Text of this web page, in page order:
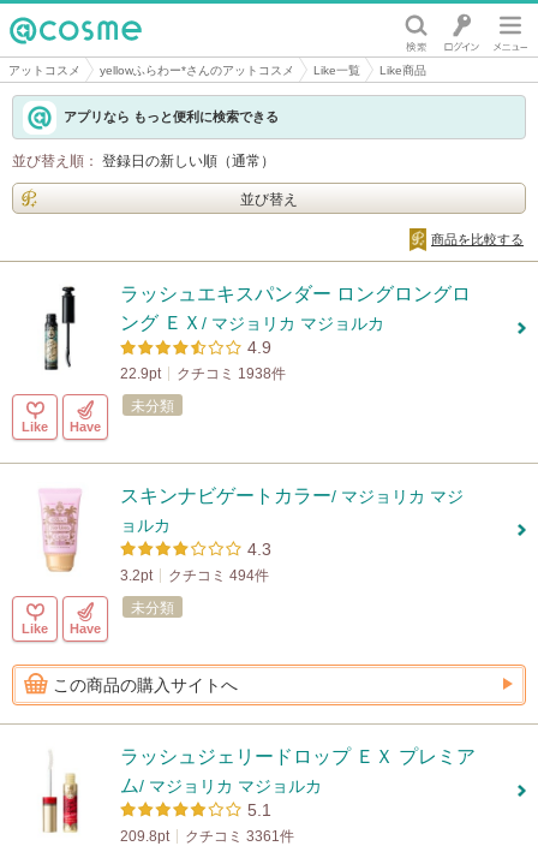
@cosme
アットコスメ yellowふらわー*さんのアットコスメ Like一覧 Like商品
アプリなら もっと便利に検索できる
並び替え順： 登録日の新しい順（通常）
並び替え
商品を比較する
ラッシュエキスパンダー ロングロングロ
ング ＥＸ / マジョリカ マジョルカ
4.9
22.9pt クチコミ 1938件
Like Have
未分類
スキンナビゲートカラー/ マジョリカ マジ
ョルカ
4.3
3.2pt クチコミ 494件
Like Have
未分類
この商品の購入サイトへ
ラッシュジェリードロップ ＥＸ プレミア
ム/ マジョリカ マジョルカ
5.1
209.8pt クチコミ 3361件